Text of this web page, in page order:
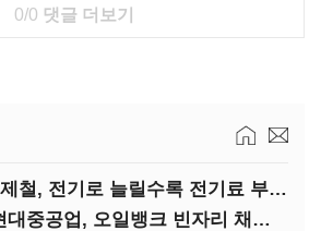
0/0 댓글 더보기
[IB토마토]현대제철, 전기로 늘릴수록 전기료 부담…저탄소 전환의 역설
[IB토마토]HD현대중공업, 오일뱅크 빈자리 채웠다…그룹 배당 핵심축 부상